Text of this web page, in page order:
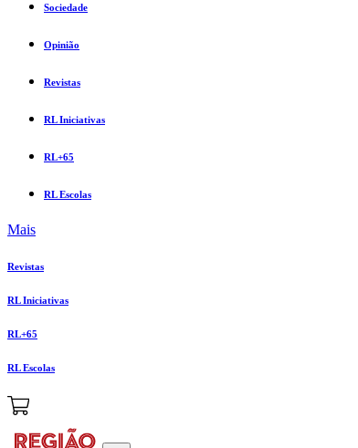
Sociedade
Opinião
Revistas
RL Iniciativas
RL+65
RL Escolas
Mais
Revistas
RL Iniciativas
RL+65
RL Escolas